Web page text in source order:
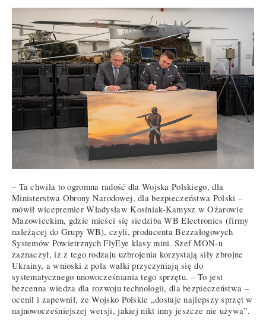
– Ta chwila to ogromna radość dla Wojska Polskiego, dla
Ministerstwa Obrony Narodowej, dla bezpieczeństwa Polski –
mówił wicepremier Władysław Kosiniak-Kamysz w Ożarowie
Mazowieckim, gdzie mieści się siedziba WB Electronics (firmy
należącej do Grupy WB), czyli, producenta Bezzałogowych
Systemów Powietrznych FlyEye klasy mini. Szef MON-u
zaznaczył, iż z tego rodzaju uzbrojenia korzystają siły zbrojne
Ukrainy, a wnioski z pola walki przyczyniają się do
systematycznego unowocześniania tego sprzętu. – To jest
bezcenna wiedza dla rozwoju technologii, dla bezpieczeństwa –
ocenił i zapewnił, że Wojsko Polskie „dostaje najlepszy sprzęt w
najnowocześniejszej wersji, jakiej nikt inny jeszcze nie używa”.